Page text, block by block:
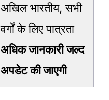
अखिल भारतीय, सभी
वर्गों के लिए पात्रता
अधिक जानकारी जल्द
अपडेट की जाएगी